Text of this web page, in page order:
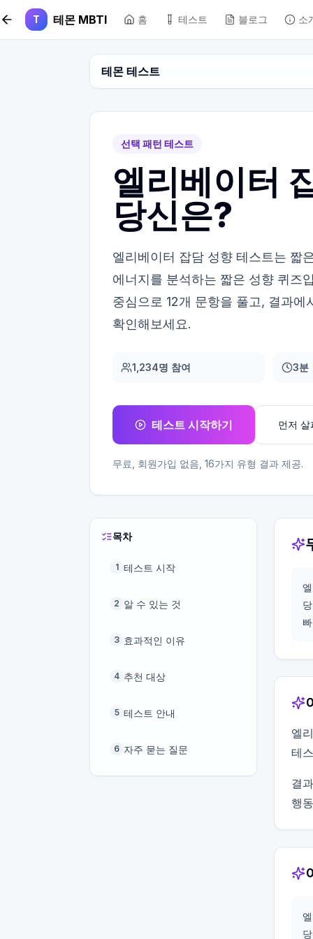
본문 바로가기
T 테몬 MBTI 홈 테스트 블로그 소
테몬 테스트
선택 패턴 테스트
엘리베이터
당신은?
엘리베이터 잡담 성향 테스트는 짧
에너지를 분석하는 짧은 성향 퀴즈
중심으로 12개 문항을 풀고, 결과에
확인해보세요.
1,234명 참여 3분
테스트 시작하기 먼저 살
무료, 회원가입 없음, 16가지 유형 결과 제공.
목차
1 테스트 시작
2 알 수 있는 것
3 효과적인 이유
4 추천 대상
5 테스트 안내
6 자주 묻는 질문
엘
테
결
행